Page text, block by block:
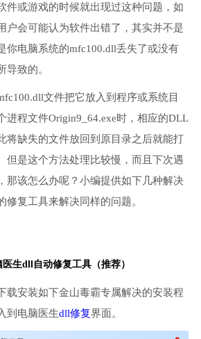
件或游戏的时候就出现过这种问题，如
户会可能认为软件出错了，其实并不是
你电脑系统的mfc100.dll丢失了或没有
导致的。
文件把它放入到程序或系统目
进程文件Origin9_64.exe时，相应的DLL
将缺失的文件放回到原目录之后就能打
但是这个方法处理比较慢，而且下次遇
那该怎么办呢？小编提供如下几种解决
修复工具来解决同样的问题。
医生dll自动修复工具（推荐）
载安装如下金山毒霸专属解决的安装程
到电脑医生dll修复界面。